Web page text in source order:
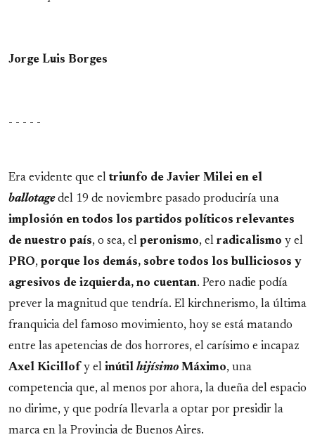
Jorge Luis Borges
- - - - -
Era evidente que el triunfo de Javier Milei en el
ballotagedel 19 de noviembre pasado produciría una
implosión en todos los partidos políticos relevantes
de nuestro país, o sea, el peronismo, el radicalismo y el
PRO, porque los demás, sobre todos los bulliciosos y
agresivos de izquierda, no cuentan. Pero nadie podía
prever la magnitud que tendría. El kirchnerismo, la última
franquicia del famoso movimiento, hoy se está matando
entre las apetencias de dos horrores, el carísimo e incapaz
Axel Kicillof y el inútil hijísimo Máximo, una
competencia que, al menos por ahora, la dueña del espacio
no dirime, y que podría llevarla a optar por presidir la
marca en la Provincia de Buenos Aires.